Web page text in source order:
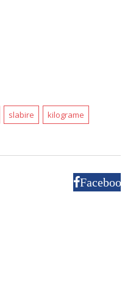
slabire kilograme
Facebook